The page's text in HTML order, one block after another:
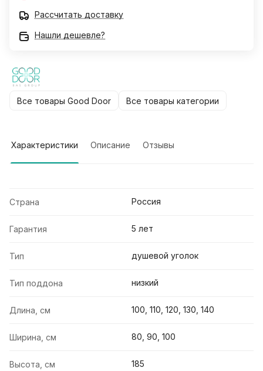
Рассчитать доставку
Нашли дешевле?
Все товары Good Door Все товары категории
Характеристики Описание Отзывы
Страна Россия
Гарантия 5 лет
Тип душевой уголок
Тип поддона низкий
Длина, см 100, 110, 120, 130, 140
Ширина, см 80, 90, 100
Высота, см 185